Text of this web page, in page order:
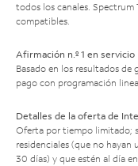
todos los canales.
compatibles.
Afirmación n.º 1 en servicio
Basado en los resultados de
pago con programación
Detalles de la oferta de
Oferta por tiempo limitado;
residenciales (que no
30 días) y que estén al día